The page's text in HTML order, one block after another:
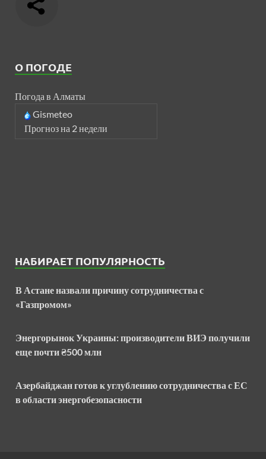
О ПОГОДЕ
Погода в Алматы
Gismeteo
Прогноз на 2 недели
НАБИРАЕТ ПОПУЛЯРНОСТЬ
В Астане назвали причину сотрудничества с
«Газпромом»
Энергорынок Украины: производители ВИЭ получили
еще почти ₴500 млн
Азербайджан готов к углублению сотрудничества с ЕС
в области энергобезопасности